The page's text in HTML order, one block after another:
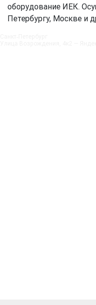
оборудование ИЕК.
Петербургу, Москве и